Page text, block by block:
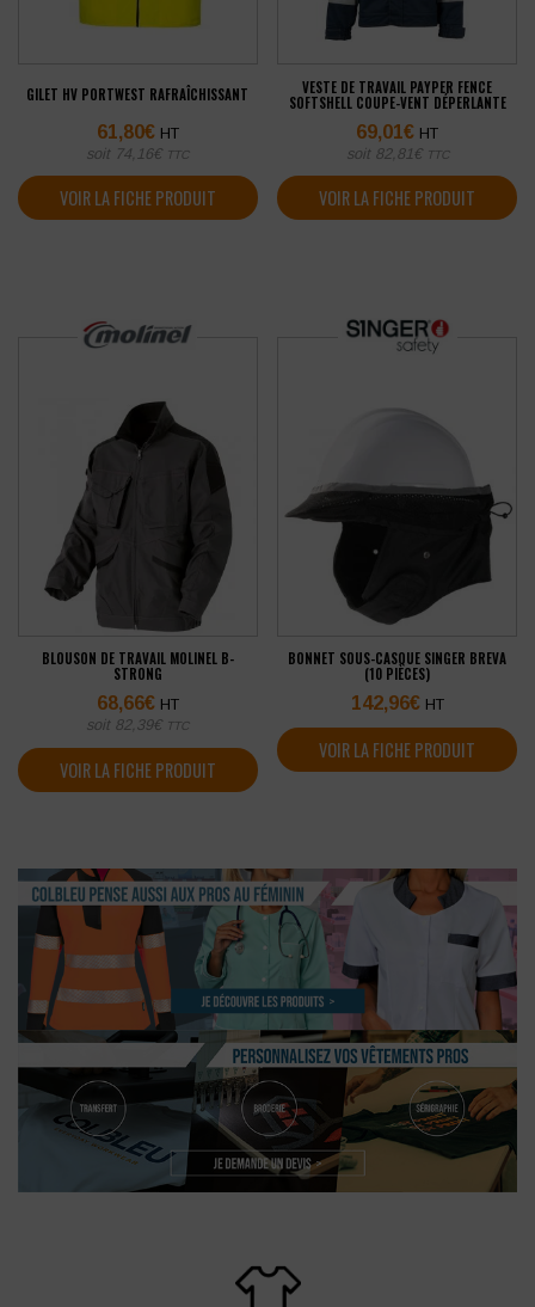
GILET HV PORTWEST RAFRAÎCHISSANT
61,80€ HT
soit 74,16€ TTC
VOIR LA FICHE PRODUIT
VESTE DE TRAVAIL PAYPER FENCE
SOFTSHELL COUPE-VENT DÉPERLANTE
69,01€ HT
soit 82,81 € TTC
VOIR LA FICHE PRODUIT
BLOUSON DE TRAVAIL MOLINEL B-
STRONG
68,66€ HT
soit 82,39€ TTC
VOIR LA FICHE PRODUIT
BONNET SOUS-CASQUE SINGER BREVA
(10 PIÈCES)
142,96€ HT
VOIR LA FICHE PRODUIT